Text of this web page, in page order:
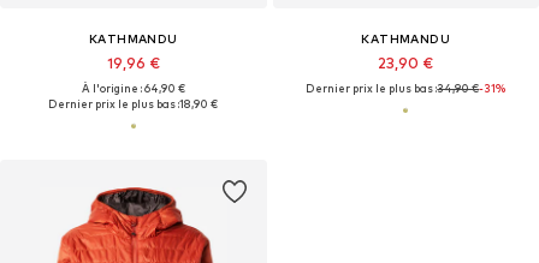
KATHMANDU
19,96 €
À l'origine : 64,90 €
Dernier prix le plus bas :18,90 €
KATHMANDU
23,90 €
Dernier prix le plus bas :34,90 €-31%